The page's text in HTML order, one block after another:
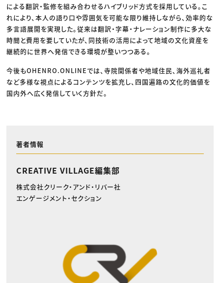
による翻訳・監修を組み合わせるハイブリッド方式を採用している。こ
れにより、本人の語り口や雰囲気を可能な限り維持しながら、効率的な
多言語展開を実現した。従来は翻訳・字幕・ナレーション制作に多大な
時間と費用を要していたが、同技術の活用によって地域の文化資産を
継続的に世界へ発信できる環境が整いつつある。
今後もOHENRO.ONLINEでは、寺院関係者や地域住民、海外巡礼者
など多様な視点によるコンテンツを拡充し、四国遍路の文化的価値を
国内外へ広く発信していく方針だ。
著者情報
CREATIVE VILLAGE編集部
株式会社クリーク・アンド・リバー社
エンゲージメント・セクション